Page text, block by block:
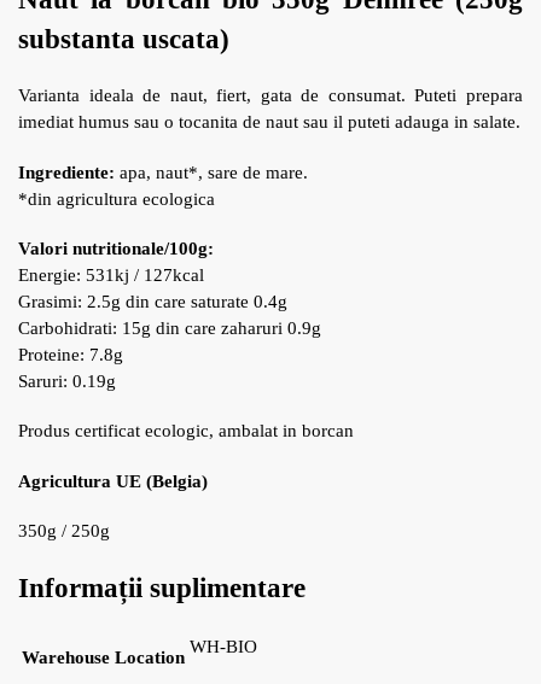
substanta uscata)
Varianta ideala de naut, fiert, gata de consumat. Puteti prepara
imediat humus sau o tocanita de naut sau il puteti adauga in salate.
Ingrediente: apa, naut*, sare de mare.
*din agricultura ecologica
Valori nutritionale/100g:
Energie: 531kj / 127kcal
Grasimi: 2.5g din care saturate 0.4g
Carbohidrati: 15g din care zaharuri 0.9g
Proteine: 7.8g
Saruri: 0.19g
Produs certificat ecologic, ambalat in borcan
Agricultura UE (Belgia)
350g / 250g
Informații suplimentare
Warehouse Location
WH-BIO